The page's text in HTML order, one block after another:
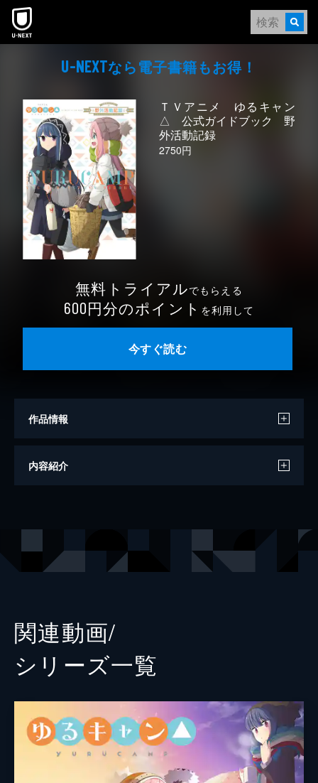
本文へスキップ
U-NEXTなら電⼦書籍もお得！
ＴＶアニメ ゆるキャン
△ 公式ガイドブック 野
外活動記録
2750円
無料トライアルでもらえる
600円分のポイント を利用して
今すぐ読む
作品情報
原作
内容紹介
関連動画/
シリーズ⼀覧